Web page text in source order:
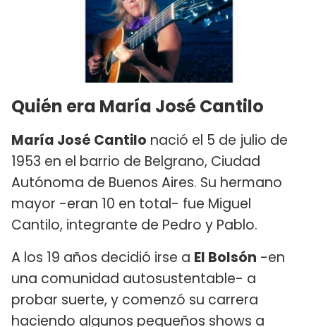
Quién era María José Cantilo
María José Cantilo nació el 5 de julio de
1953 en el barrio de Belgrano, Ciudad
Autónoma de Buenos Aires. Su hermano
mayor -eran 10 en total- fue Miguel
Cantilo, integrante de Pedro y Pablo.
A los 19 años decidió irse a El Bolsón -en
una comunidad autosustentable- a
probar suerte, y comenzó su carrera
haciendo algunos pequeños shows a